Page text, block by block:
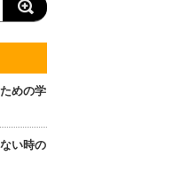
めの学
い時の